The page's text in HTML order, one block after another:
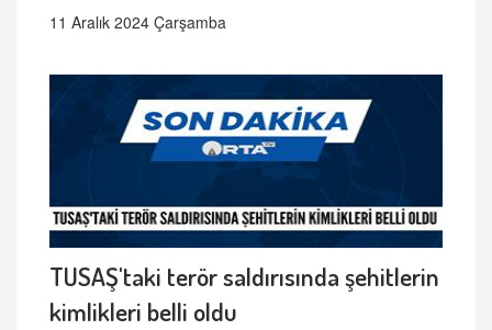
11 Aralık 2024 Çarşamba
TUSAŞ'taki terör saldırısında şehitlerin
kimlikleri belli oldu